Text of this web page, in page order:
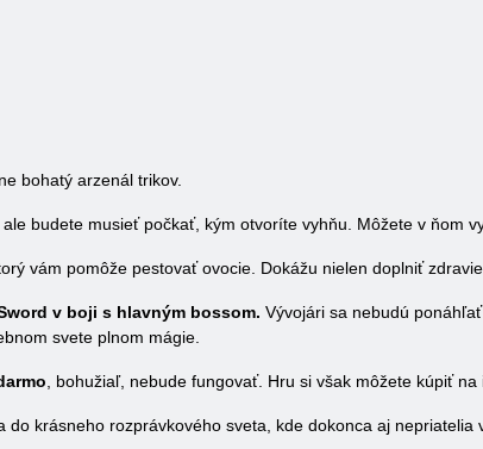
bohatý arzenál trikov.
, ale budete musieť počkať, kým otvoríte vyhňu. Môžete v ňom
vám pomôže pestovať ovocie. Dokážu nielen doplniť
v boji s hlavným bossom. Vývojári sa nebudú
svete plnom mágie.
, bohužiaľ, nebude fungovať. Hru si však môžete kúpiť
do krásneho rozprávkového sveta, kde dokonca aj